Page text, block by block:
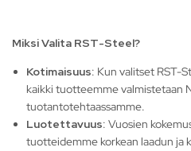
Miksi Valita RST-Steel?
Kotimaisuus: Kun valitset RST-
kaikki tuotteemme valmistetaan
tuotantotehtaassamme.
Luotettavuus: Vuosien
tuotteidemme korkean laadun ja